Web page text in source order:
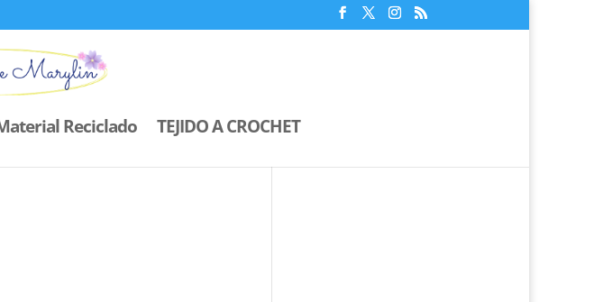
Reciclado TEJIDO A CROCHET